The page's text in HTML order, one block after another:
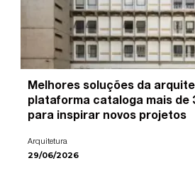
Melhores soluções da
plataforma cataloga mais de
para inspirar novos projetos
Arquitetura
29/06/2026